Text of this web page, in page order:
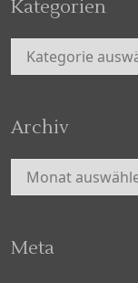
Kategorien
Kategorien
Archiv
Archiv
Meta